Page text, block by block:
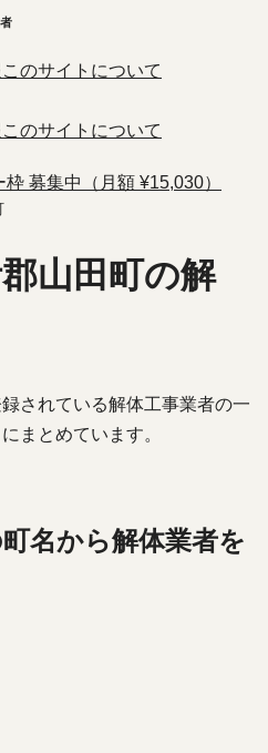
このサイトについて
このサイトについて
募集中（月額 ¥15,030）
山田町の解
されている解体工事業者の一
まとめています。
名から解体業者を